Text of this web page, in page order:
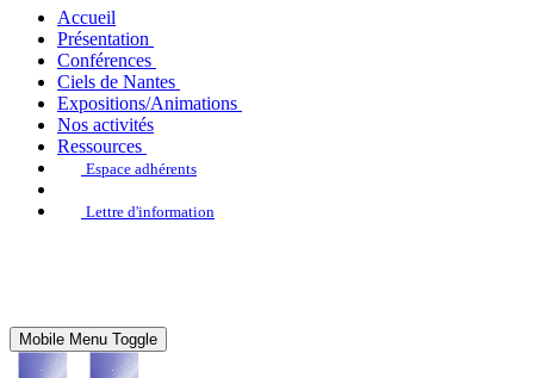
Accueil
Présentation
Conférences
Ciels de Nantes
Expositions/Animations
Nos activités
Ressources
Espace adhérents
Lettre d'information
Mobile Menu Toggle